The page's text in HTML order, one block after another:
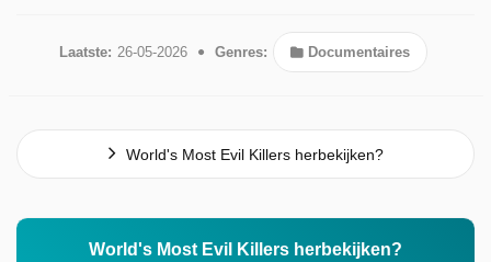
Laatste: 26-05-2026 Genres: Documentaires
World's Most Evil Killers herbekijken?
World's Most Evil Killers herbekijken?